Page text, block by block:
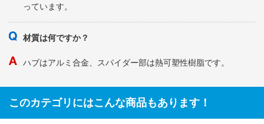
っています。
材質は何ですか？
ハブはアルミ合金、スパイダー部は熱可塑性樹脂です。
このカテゴリにはこんな商品もあります！